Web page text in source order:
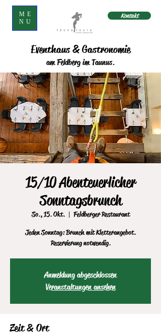
ME
NU
Kontakt
Eventhaus & Gastronomie
am Feldberg im Taunus.
15/10 Abenteuerlicher
Sonntagsbrunch
So., 15. Okt.
  |
Feldberger Restaurant
Jeden Sonntag: Brunch mit Kletterangebot.
Reservierung notwendig.
Anmeldung abgeschlossen
Veranstaltungen ansehen
Zeit & Ort